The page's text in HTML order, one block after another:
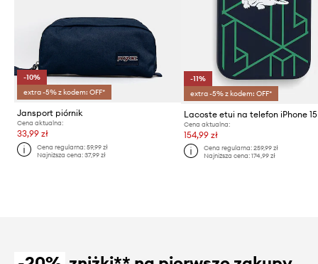
-10%
extra -5% z kodem: OFF*
Jansport piórnik
Cena aktualna:
33,99 zł
Cena regularna:59,99 zł
Najniższa cena:37,99 zł
-11%
extra -5% z kodem: OFF*
Cena aktualna:
154,99 zł
Cena regularna: 259,99 zł
Najniższa cena: 174,99 zł